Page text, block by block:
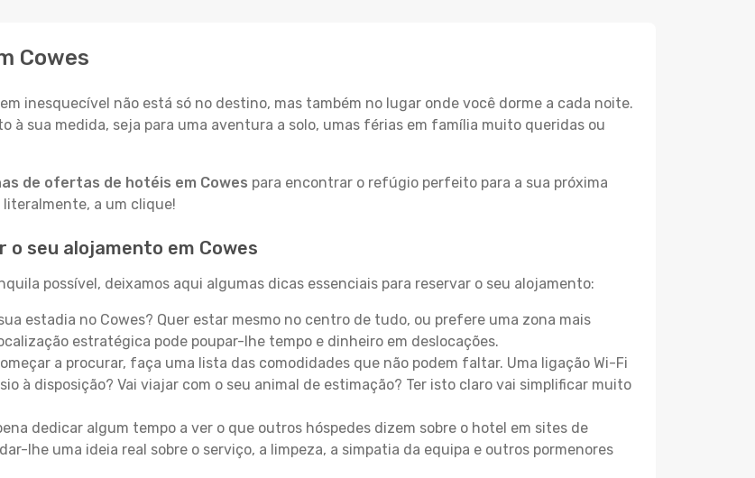
Cowes
inesquecível não está só no destino, mas também no lugar onde você dorme a cada noite.
à sua medida, seja para uma aventura a solo, umas férias em família muito queridas ou
de ofertas de hotéis em Cowes para encontrar o refúgio perfeito para a sua próxima
literalmente, a um clique!
o seu alojamento em Cowes
possível, deixamos aqui algumas dicas essenciais para reservar o seu alojamento:
estadia no Cowes? Quer estar mesmo no centro de tudo, ou prefere uma zona mais
estratégica pode poupar-lhe tempo e dinheiro em deslocações.
a procurar, faça uma lista das comodidades que não podem faltar. Uma ligação Wi-Fi
à disposição? Vai viajar com o seu animal de estimação? Ter isto claro vai simplificar muito
dedicar algum tempo a ver o que outros hóspedes dizem sobre o hotel em sites de
lhe uma ideia real sobre o serviço, a limpeza, a simpatia da equipa e outros pormenores